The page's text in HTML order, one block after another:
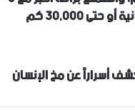
سنوات صيانة مجانية أو حتى 30,000 كم
أسراراً عن مخ الإنسان